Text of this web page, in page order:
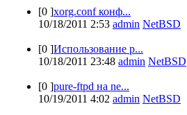
[0 ]xorg.conf конф...
10/18/2011 2:53 admin NetBSD
[0 ]Использование p...
10/18/2011 23:48 admin NetBSD
[0 ]pure-ftpd на ne...
10/19/2011 4:02 admin NetBSD